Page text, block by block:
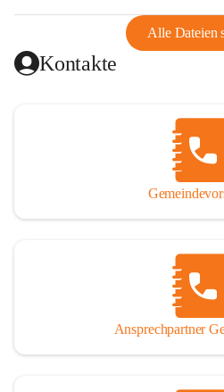
Alle Dateien
Kontakte
Ansprechpartner